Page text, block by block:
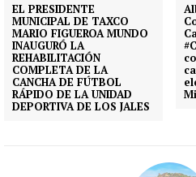
EL PRESIDENTE
MUNICIPAL DE TAXCO
MARIO FIGUEROA MUNDO
INAUGURÓ LA
REHABILITACIÓN
COMPLETA DE LA
CANCHA DE FÚTBOL
RÁPIDO DE LA UNIDAD
DEPORTIVA DE LOS JALES